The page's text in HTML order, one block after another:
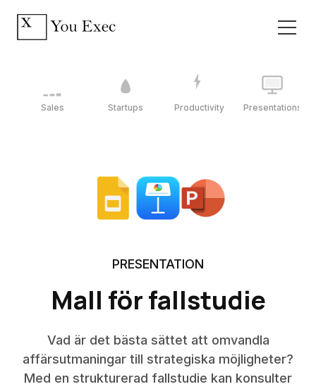
Sales Startups Productivity Presentations
PRESENTATION
Mall för fallstudie
Vad är det bästa sättet att omvandla
affärsutmaningar till strategiska möjligheter?
Med en strukturerad fallstudie kan konsulter